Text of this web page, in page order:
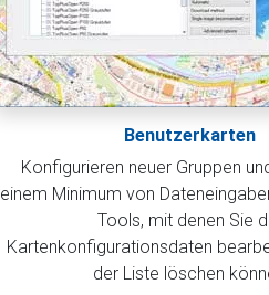
Benutzerkarten
Konfigurieren neuer Gruppen
einem Minimum von
Tools, mit denen Sie
Kartenkonfigurationsdaten
der Liste löschen